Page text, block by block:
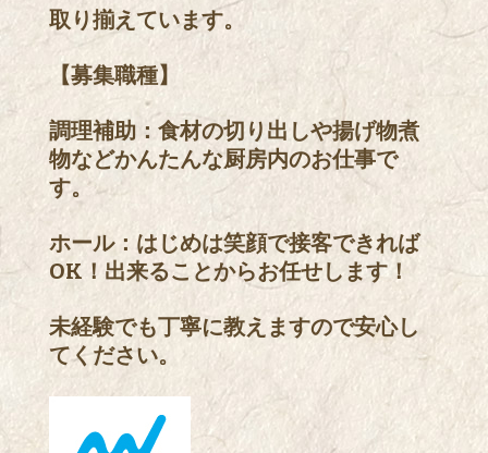
取り揃えています。
【募集職種】
調理補助：食材の切り出しや揚げ物煮
物などかんたんな厨房内のお仕事で
す。
ホール：はじめは笑顔で接客できれば
OK！出来ることからお任せします！
未経験でも丁寧に教えますので安心し
てください。